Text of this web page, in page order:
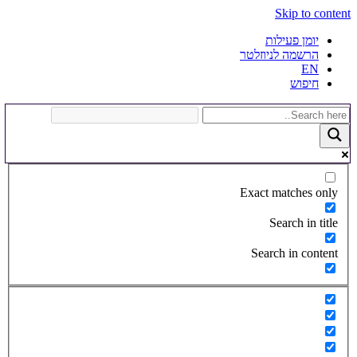
Skip to content
יומן פעילות
הרשמה לניוזלטר
EN
חיפוש
Exact matches only
Search in title
Search in content